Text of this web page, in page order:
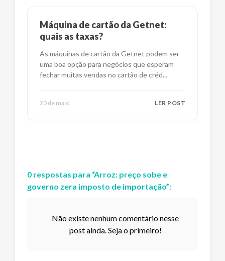
Máquina de cartão da Getnet:
quais as taxas?
As máquinas de cartão da Getnet podem ser
uma boa opção para negócios que esperam
fechar muitas vendas no cartão de créd...
20 de maio LER POST
0 respostas para “Arroz: preço sobe e
governo zera imposto de importação”:
Não existe nenhum comentário nesse
post ainda. Seja o primeiro!